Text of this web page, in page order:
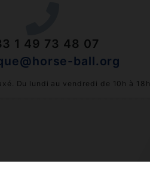
1 49 73 48 07
ball.org
Du lundi au vendredi de 10h à 18h.